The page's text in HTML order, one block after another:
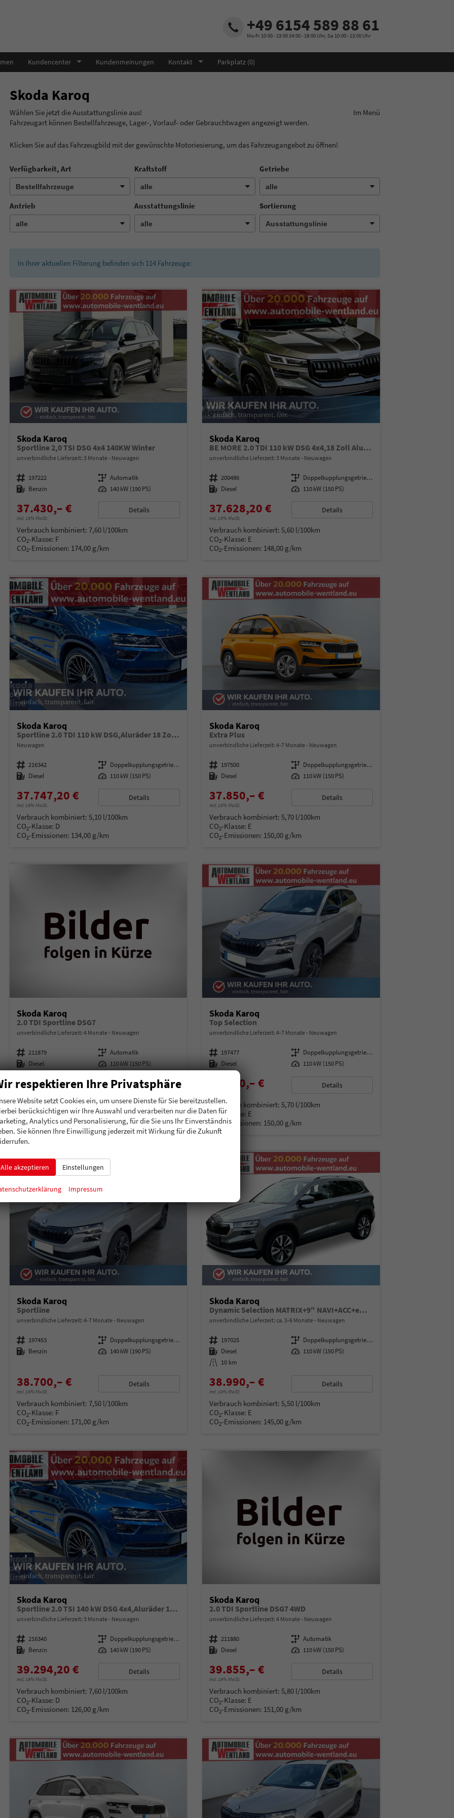
+49 6154 589 88 61
Mo-Fr 10:00 - 13:00 14:00 - 18:00 Uhr, Sa 10:00 - 13:00 Uhr
Kundencenter Kundenmeinungen Kontakt Parkplatz (0)
Skoda Karoq
Wählen Sie jetzt die Ausstattungslinie aus! Im Menü
Fahrzeugart können Bestellfahrzeuge, Lager-, Vorlauf- oder Gebrauchtwagen angezeigt werden.
Klicken Sie auf das Fahrzeugbild mit der gewünschte Motoriesierung, um das Fahrzeugangebot zu öffnen!
Verfügbarkeit, Art Kraftstoff Getriebe
Antrieb Ausstattungslinie Sortierung
In Ihrer aktuellen Filterung befinden sich 114Fahrzeuge:
Skoda Karoq
Sportline 2,0 TSI DSG 4x4 140KW Winter
unverbindliche Lieferzeit: 3 Monate Neuwagen
Fahrzeugnummer 197222 Getriebe Automatik
Kraftstoff Benzin Leistung 140 kW (190 PS)
37.430,– €
incl. 19% MwSt.
Details
Verbrauch kombiniert: 7,60 l/100km
CO2-Klasse: F
CO2-Emissionen: 174,00 g/km
Skoda Karoq
BE MORE 2.0 TDI 110 kW DSG 4x4,18 Zoll Alufelgen, Reserverad, Rückkamera, Kessy Full, PDC 4+H, Klimaautomatik, Licht & Sicht Paket, Metallfarbe, Heckspoiler, Sun Set, Ambiente Light, LED, 4 Jahre Garantie
unverbindliche Lieferzeit:3 Monate Neuwagen
Fahrzeugnummer 200486 Getriebe
Doppelkupplungsgetriebe (DSG)
Kraftstoff Diesel Leistung 110 kW (150 PS)
37.628,20 €
incl. 19% MwSt.
Details
Verbrauch kombiniert:5,60 l/100km
CO2-Klasse: E
CO2-Emissionen: 148,00 g/km
Skoda Karoq
Sportline 2.0 TDI 110 kW DSG,Aluräder 18 Zoll schwarz, Sonderfarbe Stahlgrau,Phone Box, Klimaauromatik,LED MATRIX, dynamische Blinkleuchten,Drive Mode Seledct, Kessy Full, Navigation, Sun Set,Rückkamera, PDC,LED , 4J. Grantie, Virt. Cockpit
Neuwagen
Fahrzeugnummer 216342 Getriebe
Doppelkupplungsgetriebe (DSG)
Kraftstoff Diesel Leistung 110 kW (150 PS)
37.747,20 €
incl. 19% MwSt.
Details
Verbrauch kombiniert: 5,10 l/100km
CO2-Klasse: D
CO2-Emissionen: 134,00 g/km
Skoda Karoq
Extra Plus
unverbindliche Lieferzeit: 4-7 Monate Neuwagen
Fahrzeugnummer 197500 Getriebe
Doppelkupplungsgetriebe (DSG)
Kraftstoff Diesel Leistung 110 kW (150 PS)
37.850,– €
incl. 19% MwSt.
Details
Verbrauch kombiniert:5,70 l/100km
CO2-Klasse: E
CO2-Emissionen: 150,00 g/km
Skoda Karoq
2.0 TDI Sportline DSG7
unverbindliche Lieferzeit: 4 Monate Neuwagen
Fahrzeugnummer 211879 Getriebe Automatik
Kraftstoff Diesel Leistung 110 kW (150 PS)
38.085,– € Details
Verbrauch kombiniert:5,10 l/100km
CO -Klasse:D
CO2 -Emissionen:133,00 g/km
Skoda Karoq
Top Selection
unverbindliche Lieferzeit: 4-7 Monate Neuwagen
Fahrzeugnummer 197477 Getriebe
Doppelkupplungsgetriebe (DSG)
Kraftstoff Diesel Leistung 110 kW (150 PS)
38.100,– € Details
Verbrauch kombiniert:5,70 l/100km
CO -Klasse: E
CO2-Emissionen: 150,00 g/km
Skoda Karoq
Sportline
unverbindliche Lieferzeit: 4-7 Monate Neuwagen
Fahrzeugnummer 197453 Getriebe
Doppelkupplungsgetriebe (DSG)
Kraftstoff Benzin Leistung 140 kW (190 PS)
38.700,– €
incl. 19% MwSt.
Details
Verbrauch kombiniert: 7,50 l/100km
CO2-Klasse: F
CO2-Emissionen: 171,00 g/km
Skoda Karoq
Dynamic Selection MATRIX+9" NAVI+ACC+eHK+KAMERA+SHZ+18" ALU
unverbindliche Lieferzeit: ca. 3-6 Monate Neuwagen
Fahrzeugnummer 197025 Getriebe
Doppelkupplungsgetriebe (DSG)
Kraftstoff Diesel Leistung 110 kW (150 PS)
Kilometerstand 10 km
38.990,– €
incl. 19% MwSt.
Details
Verbrauch kombiniert:5,50 l/100km
CO2-Klasse: E
CO2-Emissionen: 145,00 g/km
Skoda Karoq
Sportline 2.0 TSI 140 kW DSG 4x4,Aluräder 18 Zoll schwarz, Sonderfarbe Stahlgrau,Phone Box, Klimaauromatik,LED MATRIX, dynamische Blinkleuchten,Drive Mode Seledct, Kessy Full, Navigation, Sun Set,Rückkamera, PDC,LED , 4J. Grantie, Virt. Cockpit
unverbindliche Lieferzeit: 3 Monate Neuwagen
Fahrzeugnummer 216340 Getriebe
Doppelkupplungsgetriebe (DSG)
Kraftstoff Benzin Leistung 140 kW (190 PS)
39.294,20 €
incl. 19% MwSt.
Details
Verbrauch kombiniert: 7,60 l/100km
CO2-Klasse: D
CO2-Emissionen: 126,00 g/km
Skoda Karoq
2.0 TDI Sportline DSG7 4WD
unverbindliche Lieferzeit:4 Monate Neuwagen
Fahrzeugnummer 211880 Getriebe Automatik
Kraftstoff Diesel Leistung 110 kW (150 PS)
39.855,– €
incl. 19% MwSt.
Details
Verbrauch kombiniert:5,80 l/100km
CO2-Klasse: E
CO2-Emissionen: 151,00 g/km
respektieren Ihre Privatsphäre
Website setzt Cookies ein, um unsere Dienste für Sie bereitzustellen.
berücksichtigen wir Ihre Auswahl und verarbeiten nur die Daten für
Analytics und Personalisierung, für die Sie uns Ihr Einverständnis
Sie können Ihre Einwilligung jederzeit mit Wirkung für die Zukunft
Alle akzeptieren Einstellungen
Impressum